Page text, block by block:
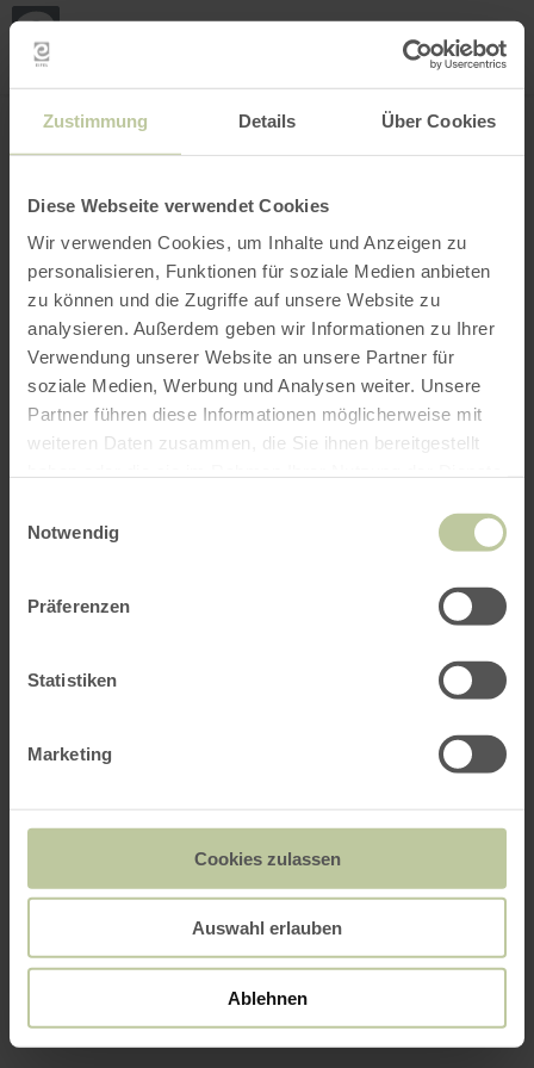
Zustimmung Details Über Cookies
Diese Webseite verwendet Cookies
Wir verwenden Cookies, um Inhalte und Anzeigen zu
personalisieren, Funktionen für soziale Medien anbieten
zu können und die Zugriffe auf unsere Website zu
analysieren. Außerdem geben wir Informationen zu Ihrer
Verwendung unserer Website an unsere Partner für
soziale Medien, Werbung und Analysen weiter. Unsere
Partner führen diese Informationen möglicherweise mit
weiteren Daten zusammen, die Sie ihnen bereitgestellt
Notwendig
Präferenzen
Statistiken
Marketing
Cookies zulassen
Auswahl erlauben
Ablehnen
INTERACTIVE MAP
my
Open filter